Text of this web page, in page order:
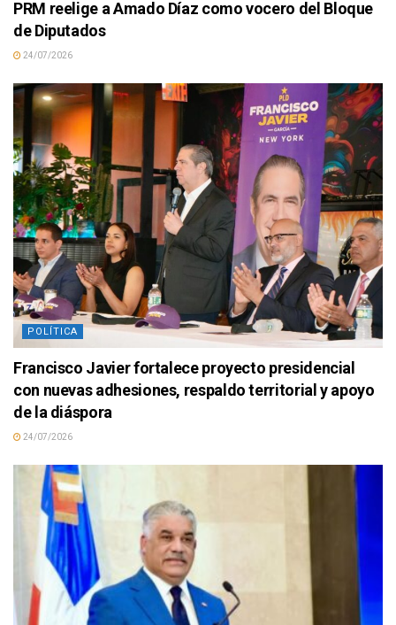
PRM reelige a Amado Díaz como vocero del Bloque
de Diputados
24/07/2026
POLÍTICA
Francisco Javier fortalece proyecto presidencial
con nuevas adhesiones, respaldo territorial y apoyo
de la diáspora
24/07/2026